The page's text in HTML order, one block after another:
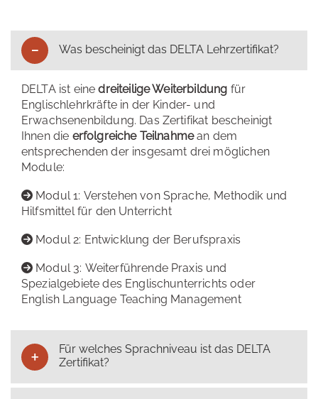
Was bescheinigt das DELTA Lehrzertifikat?
DELTA ist einedreiteilige Weiterbildung für
Englischlehrkräfte in der Kinder- und
Erwachsenenbildung. Das Zertifikat bescheinigt
Ihnen die erfolgreiche Teilnahmean dem
entsprechenden der insgesamt drei möglichen
Module:
Modul 1: Verstehen von Sprache, Methodik und
Hilfsmittel für den Unterricht
Modul 2: Entwicklung der Berufspraxis
Modul 3: Weiterführende Praxis und
Spezialgebiete des Englischunterrichts oder
English Language Teaching Management
Für welches Sprachniveau ist das DELTA
Zertifikat?